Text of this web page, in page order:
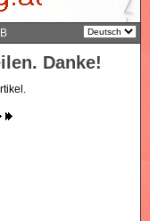
Danke!